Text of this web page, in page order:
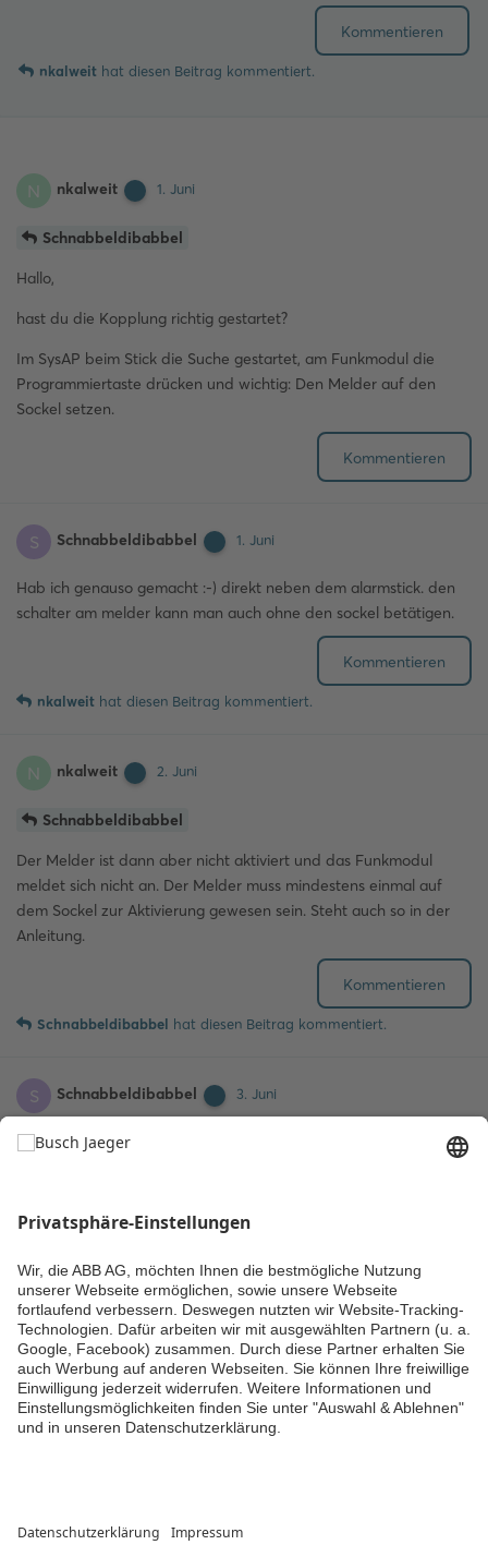
Kommentieren
nkalweit hat diesen Beitrag kommentiert.
N nkalweit 1. Juni
Schnabbeldibabbel
Hallo,
hast du die Kopplung richtig gestartet?
Im SysAP beim Stick die Suche gestartet, am Funkmodul die
Programmiertaste drücken und wichtig: Den Melder auf den
Sockel setzen.
Kommentieren
S Schnabbeldibabbel 1. Juni
Hab ich genauso gemacht :-) direkt neben dem alarmstick. den
schalter am melder kann man auch ohne den sockel betätigen.
Kommentieren
nkalweit hat diesen Beitrag kommentiert.
N nkalweit 2. Juni
Schnabbeldibabbel
Der Melder ist dann aber nicht aktiviert und das Funkmodul
meldet sich nicht an. Der Melder muss mindestens einmal auf
dem Sockel zur Aktivierung gewesen sein. Steht auch so in der
Anleitung.
Kommentieren
Schnabbeldibabbel hat diesen Beitrag kommentiert.
S Schnabbeldibabbel 3. Juni
nkalweit die anmeldung am alarmstick hab ich inzwischen
rausgehen und die Batterien leerlaufen, aber ich werd den
Kommentieren
Kommentar hinzufügen